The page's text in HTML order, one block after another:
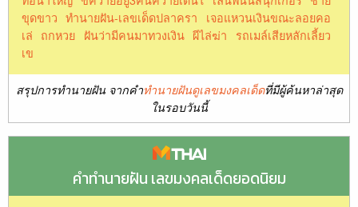
ขุดขาว ทํานายฝัน-เลขเด็ดปลาครา
เจอแหวนเงินขณะลอยคอ
เล่ ถกหวย ฝันว่ามีคนมาทวงเงิน ผีไล่ฆ่า
รถเมล์เสียหลักเลี้ยว
เข
สรุปการทำนายฝัน จากคำทำนายฝันดูเลขมงคลเด็ดที่มีผู้ค้นหาล่าสุด
ในรอบวันนี้
คำทำนายฝัน เลขมงคลเด็ดยอดนิยม